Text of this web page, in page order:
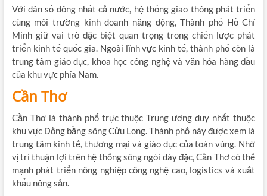
Với dân số đông nhất cả nước, hệ thống giao thông phát triển
cùng môi trường kinh doanh năng động, Thành phố Hồ Chí
Minh giữ vai trò đặc biệt quan trọng trong chiến lược phát
triển kinh tế quốc gia. Ngoài lĩnh vực kinh tế, thành phố còn là
trung tâm giáo dục, khoa học công nghệ và văn hóa hàng đầu
của khu vực phía Nam.
Cần Thơ
Cần Thơ là thành phố trực thuộc Trung ương duy nhất thuộc
khu vực Đồng bằng sông Cửu Long. Thành phố này được xem là
trung tâm kinh tế, thương mại và giáo dục của toàn vùng. Nhờ
vị trí thuận lợi trên hệ thống sông ngòi dày đặc, Cần Thơ có thế
mạnh phát triển nông nghiệp công nghệ cao, logistics và xuất
khẩu nông sản.